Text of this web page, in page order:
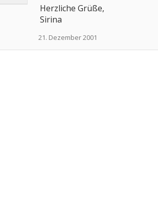
Herzliche Grüße,
Sirina
21. Dezember 2001